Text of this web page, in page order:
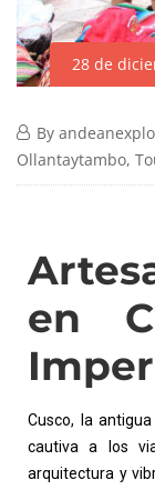
28 de
By andeanexplo
Ollantaytambo,
en
Cusco, la
cautiva a los
arquitectura y